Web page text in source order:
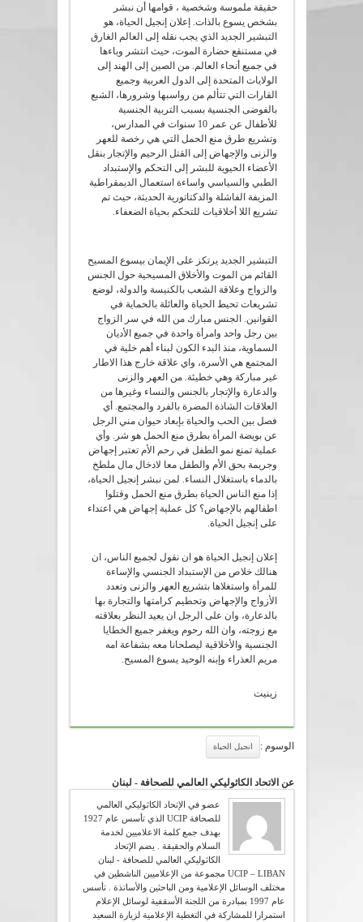
حقيقة ملموسة وشخصية ، قوامها أن نبشر
بشخص يسوع بالذات. إعلان إنجيل الحياة، هو
التبشير الجديد الذي يجب نقله إلى العالم الغارق
في مستنقع حضارة الموت، حيث انتشر وباءها
في جميع أنحاء العالم. من الصين إلى الهند إلى
الولايات المتحدة إلى الدول العربية وجميع
القارات التي تتألم من رواسبها وشرورها، الشبع
بالفوضى الجنسية بسبب التربية الجنسية
للأطفال عن عمر 10 سنوات في المدارس،
وتشريع طرق منع الحمل التي هي رخصة للعهر
والزنى والإجهاض إلى القتل الرحيم والإتجار بنقل
الأعضاء الحيوية للبشر إلى التحكم والإستبداد
الطبي والسياسي واساءة استعمال الديمقراطية
المزيفة الفاشلة والدكتاتورية الحديثة، حيث تم
تشريع اللا أخلاقيات للتحكم بحياة الضعفاء.
التبشير الجديد يرتكز على الإيمان بيسوع المسيح
القائم من الموت والأخلاق المسيحية حول الجنس
والزواج وعلاقة الشعب بالكنيسة والدولة، لوضع
تشريعات تحيط الحياة والعائلة بالحماية في
القوانين. الجنس مبارك من الله في سر الزواج
بين رجل واحد وامرأة واحدة في جميع الأديان
السماوية، منذ البدء الكون لبناء أهم خلية في
المجتمع هي الأسرة، واي علاقة خارج هذا الاطار
غير مباركة وهي خطيئة. من العهر والزنى
والدعارة والإتجار بالجنس والنساء وغيرها من
العلاقات الشاذة المضرة بالفرد والمجتمع. أي
فصل بين الحب والحياة بإبعاد حيوان مني الرجل
عن بويضة المرأة بطرق منع الحمل هو شر. وأي
عملية تمنع نمو الطفل في رحم الأم تعتبر إجهاض
وجريمة بحق الأم والطفل معا لادخال مال ملطخ
بالدماء باستغلال النساء. لمن نبشر إنجيل الحياة،
إذا منع الناس الحياة بطرق منع الحمل وقتلوا
اطفالهم بالإجهاض؟ كل عملية إجهاض هي اعتداء
على إنجيل الحياة.
إعلان إنجيل الحياة هو ان نقول لجميع الناس، ان
هنالك خلاص من الإستبداد الجنسي والإساءة
للمرأة واستغلاها بتشريع العهر والزنى وتعدد
الأزواج والإجهاض وتحطيم كرامتها والتجارة بها
بالدعارة، وان على الرجل ان يعيد النظر بعلاقته
مع زوجته، وان الله رحوم ويغفر جميع الخطايا
الجنسية والأخلاقية ليصلحانا معه بشفاعة امه
مريم العذراء وإبنه الوحيد يسوع المسيح.
زينيت
الوسوم : انجيل الحياة
عن الاتحاد الكاثوليكي العالمي للصحافة - لبنان
عضو في الإتحاد الكاثوليكي العالمي
للصحافة UCIP الذي تأسس عام 1927
بهدف جمع كلمة الاعلاميين لخدمة
السلام والحقيقة . يضم الإتحاد
الكاثوليكي العالمي للصحافة - لبنان
UCIP – LIBAN مجموعة من الإعلاميين الناشطين في
مختلف الوسائل الإعلامية ومن الباحثين والأساتذة . تأسس
عام 1997 بمبادرة من اللجنة الأسقفية لوسائل الإعلام
استمرارا للمشاركة في التغطية الإعلامية لزيارة السعيد